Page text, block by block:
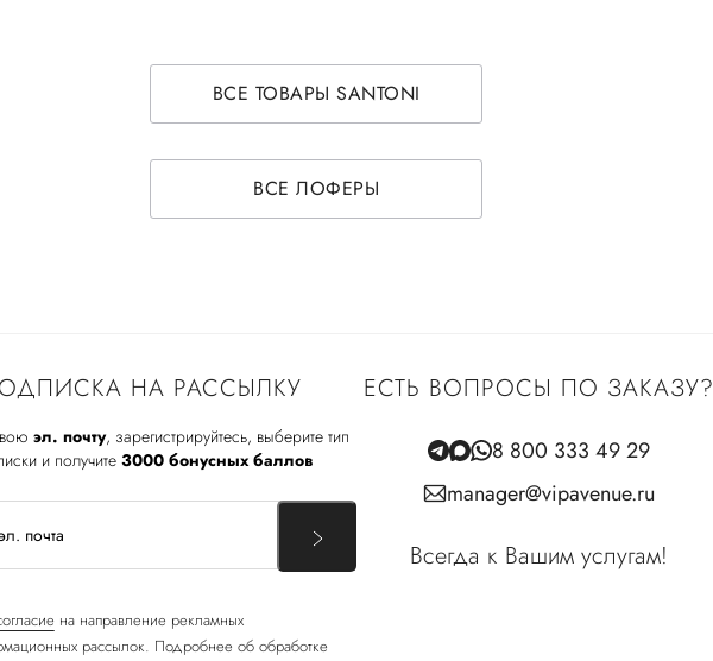
ВСЕ ТОВАРЫ SANTONI
ВСЕ ЛОФЕРЫ
НА РАССЫЛКУ
эл. почту, зарегистрируйтесь, выберите тип
и получите 3000 бонусных баллов
на направление рекламных
рассылок. Подробнее об обработке
ЕСТЬ ВОПРОСЫ ПО ЗАКАЗУ?
8 800 333 49 29
manager@vipavenue.ru
Всегда к Вашим услугам!